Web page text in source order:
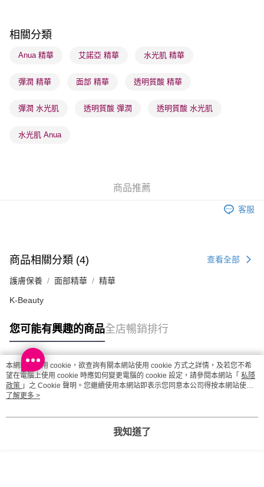
每筆HK$65.00，滿HK$300.00或以上免運費
(香港門市) 只顯示可選門市。確認發貨後2-5個工作天到店，3天內
取。逾期會取消訂單，並不會安排重寄
(澳門門市) 只顯示可選門市。確認發貨後2-5個工作天到店，3天內
相關分類
Anua 精華 艾諾亞 精華 水光肌 精華
彈潤 精華 面部 精華 透明質酸 精華
彈潤 水光肌 透明質酸 彈潤 透明質酸 水光肌
水光肌 Anua
商品推薦
客服
商品相關分類 (4) 查看全部
護膚保養 面部精華 精華
K-Beauty
您可能有興趣的商品全店暢銷排行
熱門標籤
熱銷排行
本網站中使用 cookie，欲查詢有關本網站使用 cookie 方式之詳情，及若您不希
望在電腦上使用 cookie 時應如何變更電腦的 cookie 設定，請參閱本網站「 私隱
政策 」之 Cookie 聲明。您繼續使用本網站即表示您同意本公司得按本網站使用
條款之 Cookie 聲明使用 cookie。
了解更多 >
我知道了